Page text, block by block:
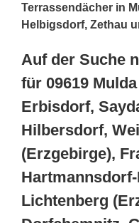
Terrassendächer in
Helbigsdorf, Zethau
Auf der Suche
für 09619
Erbisdorf,
Hilbersdorf,
(Erzgebirge),
Lichtenberg